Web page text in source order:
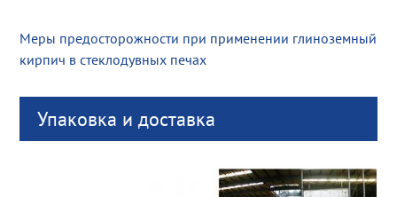
Меры предосторожности при применении глиноземный
кирпич в стеклодувных печах
Упаковка и доставка